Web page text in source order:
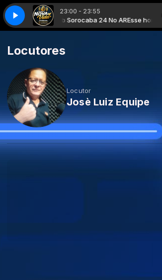
23:00 - 23:55
nova Vida web Sorocaba 24 No AREsse horario
Locutores
Locutor
Josè Luiz Equipe